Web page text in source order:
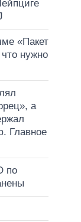
«Пакет
нужно
а
Главное
по